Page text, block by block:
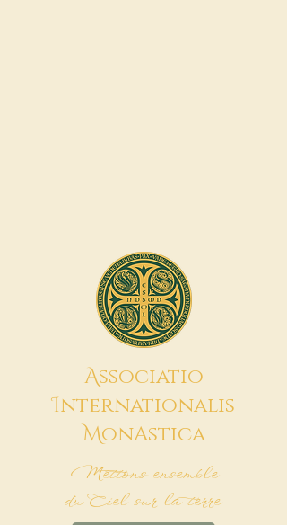
Associatio
Internationalis
MonAstica
Mettons ensemble
du Ciel sur la terre